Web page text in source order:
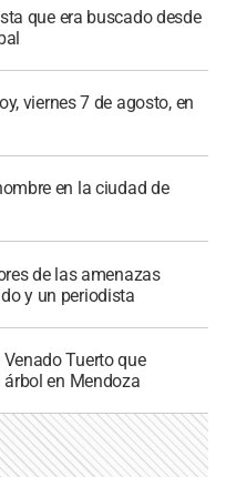
que era buscado desde
viernes 7 de agosto, en
en la ciudad de
de las amenazas
y un periodista
Tuerto que
en Mendoza